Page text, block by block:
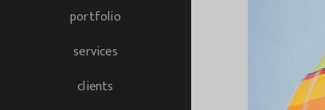
portfolio
services
clients